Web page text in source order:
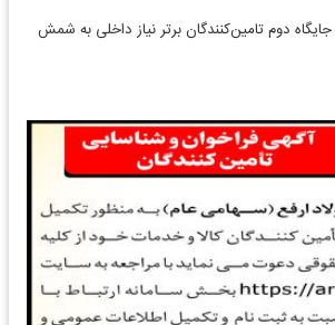
دوم تامین‌کنندگان برتر نیاز داخلی به شمش